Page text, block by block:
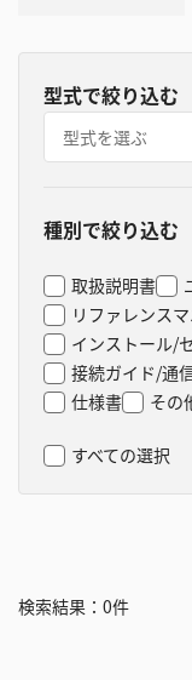
型式で絞り込む
型式を選ぶ
種別で絞り込む
取扱説明書
リファレンス
インストール/
接続ガイド/通
仕様書
その
すべての選択
検索結果： 0件